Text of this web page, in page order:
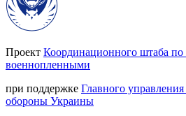
Проект Координационного штаба
военнопленными
при поддержке Главного
обороны Украины